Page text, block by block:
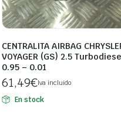
CENTRALITA AIRBAG
VOYAGER (GS) 2.5
0.95 – 0.01
61,49€Iva incluido
En stock